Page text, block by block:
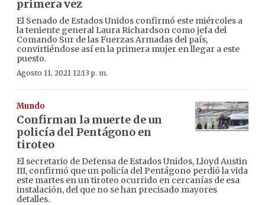
primera vez
El Senado de Estados Unidos confirmó este miércoles a
la teniente general Laura Richardson como jefa del
Comando Sur de las Fuerzas Armadas del país,
convirtiéndose así en la primera mujer en llegar a este
puesto.
Agosto 11, 2021 12:13 p. m.
Mundo
Confirman la muerte de un
policía del Pentágono en
tiroteo
El secretario de Defensa de Estados Unidos, Lloyd Austin
III, confirmó que un policía del Pentágono perdió la vida
este martes en un tiroteo ocurrido en cercanías de esa
instalación, del que no se han precisado mayores
detalles.